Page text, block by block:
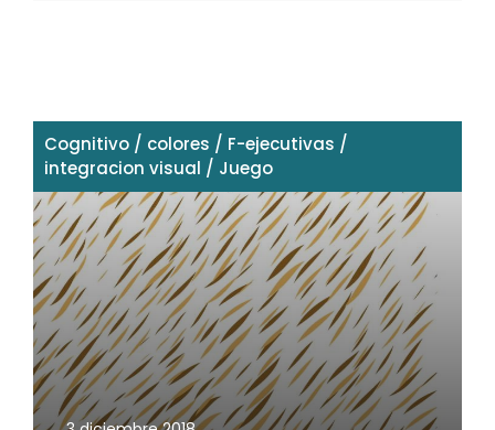
Cognitivo / colores / F-ejecutivas /
integracion visual / Juego